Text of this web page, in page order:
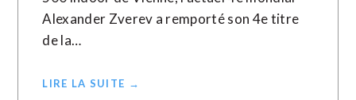
Alexander Zverev a remporté son 4e titre
de la…
LIRE LA SUITE →